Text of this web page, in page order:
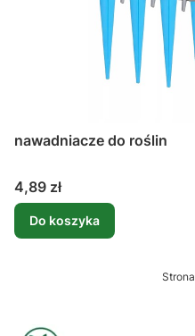
nawadniacze do roślin
Cena
4,89 zł
Do koszyka
Strona